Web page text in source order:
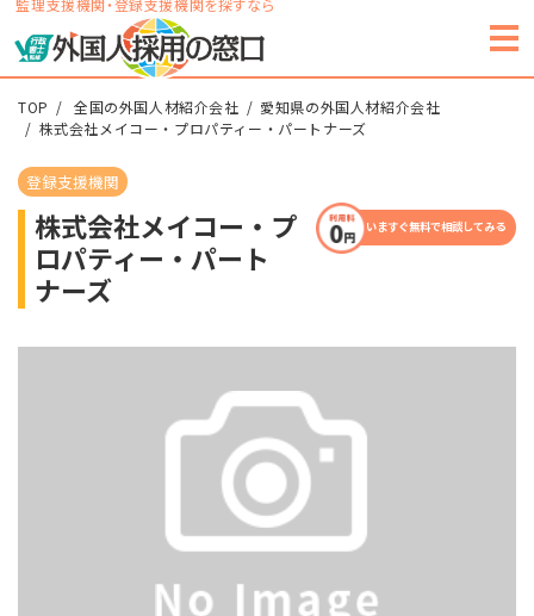
監理支援機関・登録支援機関を探すなら
TOP 全国の外国人材紹介会社
愛知県の外国人材紹介会社
株式会社メイコー・プロパティー・パートナーズ
登録支援機関
株式会社メイコー・プ
ロパティー・パート
ナーズ
いますぐ無料で相談してみる